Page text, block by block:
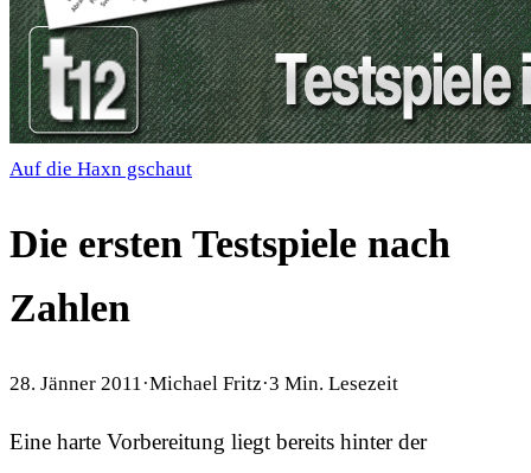
Auf die Haxn gschaut
Die ersten Testspiele nach
Zahlen
28. Jänner 2011 ·Michael Fritz·3 Min. Lesezeit
Eine harte Vorbereitung liegt bereits hinter der